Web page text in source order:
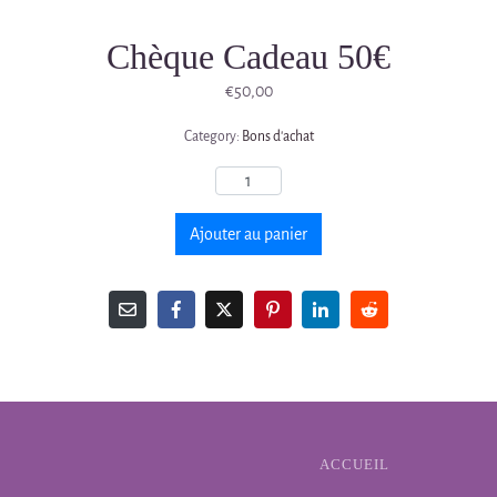
Chèque Cadeau 50€
€50,00
Category: Bons d'achat
Ajouter au panier
ACCUEIL